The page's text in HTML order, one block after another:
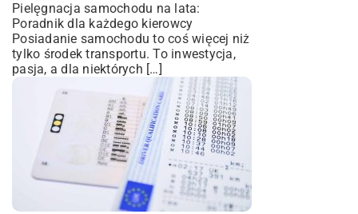
Pielęgnacja samochodu na lata:
Poradnik dla każdego kierowcy
Posiadanie samochodu to coś więcej niż
tylko środek transportu. To inwestycja,
pasja, a dla niektórych […]